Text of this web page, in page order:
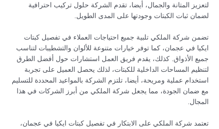
لتعزيز المتانة والجمال، أيضا، تقدم الشركة حلول تركيب احترافية
لضمان ثبات الكبتات وجودتها على المدى الطويل.
تضمن شركة الملكي تلبية جميع احتياجات العملاء في تفصيل كبتات
ايكيا في عجمان، كما توفر خيارات متنوعة للألوان والتشطيبات لتناسب
جميع الأذواق. كذلك، يقدم فريق العمل استشارات حول أفضل الطرق
لتنظيم المساحات الداخلية للكبتات، لذلك يحصل العميل على تجربة
استخدام عملية ومريحة، أيضا، تلتزم الشركة بالمواعيد المحددة للتسليم
مع ضمان الجودة، مما يجعل شركة الملكي من أبرز الشركات في هذا
المجال.
تعتمد شركة الملكي على الابتكار في تفصيل كبتات ايكيا في عجمان،